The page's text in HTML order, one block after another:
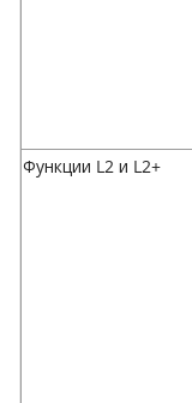
Функции L2 и L2+